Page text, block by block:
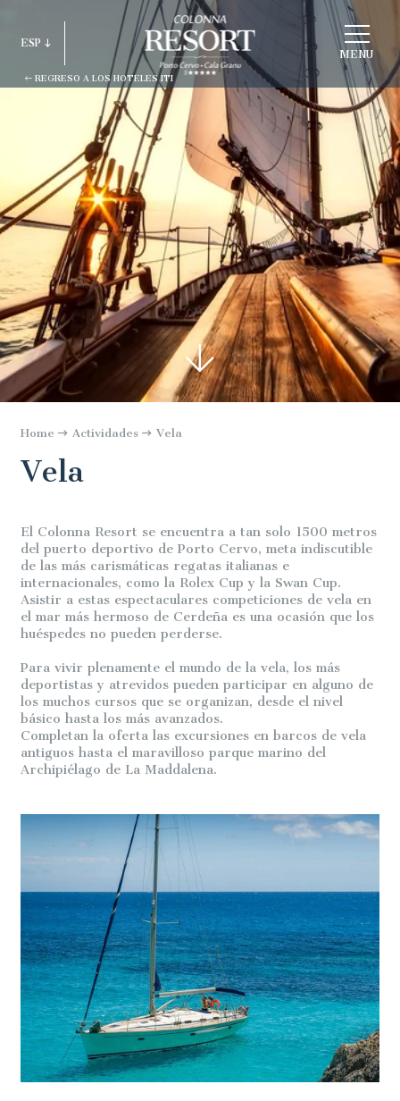
MENU
REGRESO A LOS HOTELES ITI
ESP
ESTRUCTURA
Home Actividades Vela
Vela
El Colonna Resort se encuentra a tan solo 1500 metros
del puerto deportivo de Porto Cervo, meta indiscutible
de las más carismáticas regatas italianas e
internacionales, como la Rolex Cup y la Swan Cup.
Asistir a estas espectaculares competiciones de vela en
el mar más hermoso de Cerdeña es una ocasión que los
huéspedes no pueden perderse.
Para vivir plenamente el mundo de la vela, los más
deportistas y atrevidos pueden participar en alguno de
los muchos cursos que se organizan, desde el nivel
básico hasta los más avanzados.
Completan la oferta las excursiones en barcos de vela
antiguos hasta el maravilloso parque marino del
Archipiélago de La Maddalena.